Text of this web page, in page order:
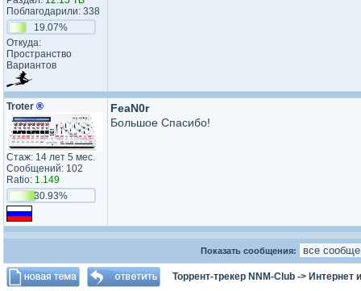
Поблагодарили: 338
19.07%
Откуда:
Пространство
Вариантов
Troter ®
Стаж: 14 лет 5 мес.
Сообщений: 102
Ratio: 1.149
30.93%
FeaN0r
Большое Спасибо!
Показать сообщения:
Торрент-трекер NNM-Club -> Интернет